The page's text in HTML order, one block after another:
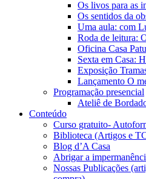
Os livos para as
Os sentidos da
Uma aula: com
Roda de leitura:
Oficina Casa
Sexta em Casa:
Exposição
Lançamento O
Programação presencial
Ateliê de
Conteúdo
Curso gratuito-
Biblioteca (Artigos e
Blog d’A Casa
Abrigar a
Nossas Publicações